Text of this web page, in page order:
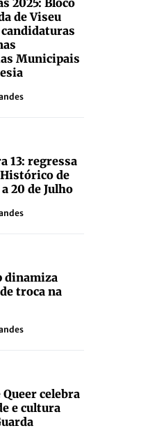
2025: Bloco
de Viseu
Municipais
13: regressa
de
20 de Julho
dinamiza
troca na
celebra
e cultura